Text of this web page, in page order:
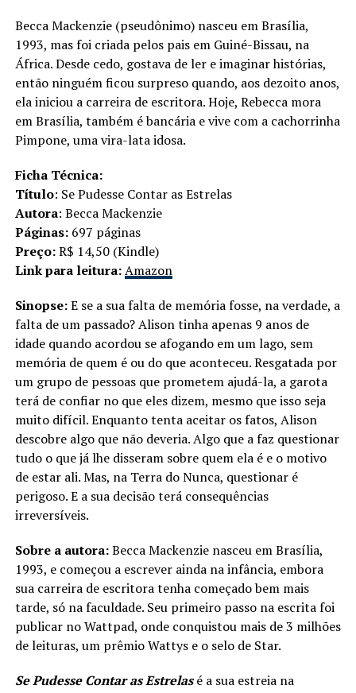
Becca Mackenzie (pseudônimo) nasceu em Brasília,
1993, mas foi criada pelos pais em Guiné-Bissau, na
África. Desde cedo, gostava de ler e imaginar histórias,
então ninguém ficou surpreso quando, aos dezoito anos,
ela iniciou a carreira de escritora. Hoje, Rebecca mora
em Brasília, também é bancária e vive com a cachorrinha
Pimpone, uma vira-lata idosa.
Ficha Técnica:
Título: Se Pudesse Contar as Estrelas
Autora: Becca Mackenzie
Páginas:697 páginas
Preço:R$ 14,50 (Kindle)
Link para leitura:Amazon
Sinopse:E se a sua falta de memória fosse, na verdade, a
falta de um passado? Alison tinha apenas 9 anos de
idade quando acordou se afogando em um lago, sem
memória de quem é ou do que aconteceu. Resgatada por
um grupo de pessoas que prometem ajudá-la, a garota
terá de confiar no que eles dizem, mesmo que isso seja
muito difícil. Enquanto tenta aceitar os fatos, Alison
descobre algo que não deveria. Algo que a faz questionar
tudo o que já lhe disseram sobre quem ela é e o motivo
de estar ali. Mas, na Terra do Nunca, questionar é
perigoso. E a sua decisão terá consequências
irreversíveis.
Sobre a autora:Becca Mackenzie nasceu em Brasília,
1993, e começou a escrever ainda na infância, embora
sua carreira de escritora tenha começado bem mais
tarde, só na faculdade. Seu primeiro passo na escrita foi
publicar no Wattpad, onde conquistou mais de 3 milhões
de leituras, um prêmio Wattys e o selo de Star.
Se Pudesse Contar as Estrelasé a sua estreia na